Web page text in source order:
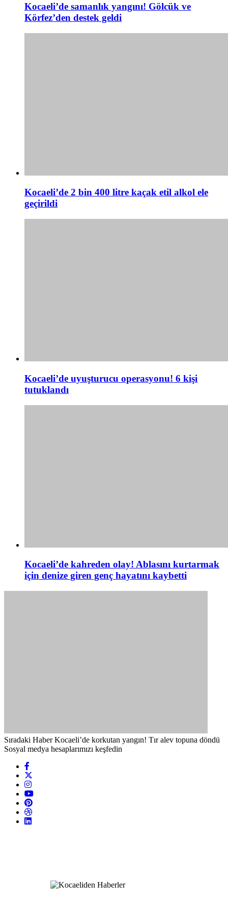
Kocaeli’de samanlık yangını! Gölcük ve
Körfez’den destek geldi
Kocaeli’de 2 bin 400 litre kaçak etil alkol ele
geçirildi
Kocaeli’de uyuşturucu operasyonu! 6 kişi
tutuklandı
Kocaeli’de kahreden olay! Ablasını kurtarmak
için denize giren genç hayatını kaybetti
Sıradaki Haber Kocaeli’de korkutan yangın! Tır alev topuna döndü
Sosyal medya hesaplarımızı keşfedin